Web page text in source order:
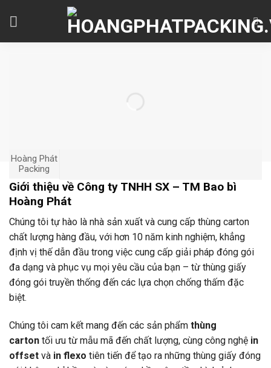
Hoàng Phát
Packing
Giới thiệu về Công ty TNHH SX – TM Bao bì
Hoàng Phát
Chúng tôi tự hào là nhà sản xuất và cung cấp thùng carton
chất lượng hàng đầu, với hơn 10 năm kinh nghiệm, khẳng
định vị thế dẫn đầu trong việc cung cấp giải pháp đóng gói
đa dạng và phục vụ mọi yêu cầu của bạn – từ thùng giấy
đóng gói truyền thống đến các lựa chọn chống thấm đặc
biệt.
Chúng tôi cam kết mang đến các sản phẩm thùng
carton tối ưu từ mẫu mã đến chất lượng, cùng công nghệ in
offset và in flexo tiên tiến để tạo ra những thùng giấy đóng